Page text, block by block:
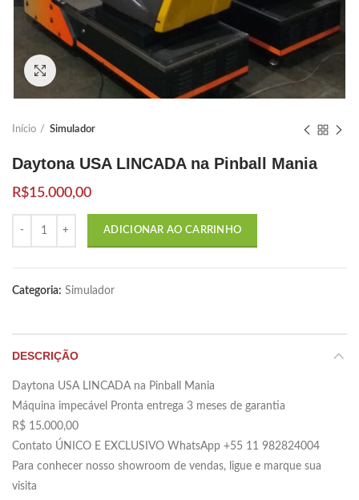
Click to enlarge
Início Simulador
Daytona USA LINCADA na Pinball Mania
R$15.000,00
ADICIONAR AO CARRINHO
Categoria: Simulador
DESCRIÇÃO
Daytona USA LINCADA na Pinball Mania
Máquina impecável Pronta entrega 3 meses de garantia
R$ 15.000,00
Contato ÚNICO E EXCLUSIVO WhatsApp +55 11 982824004
Para conhecer nosso showroom de vendas, ligue e marque sua
visita